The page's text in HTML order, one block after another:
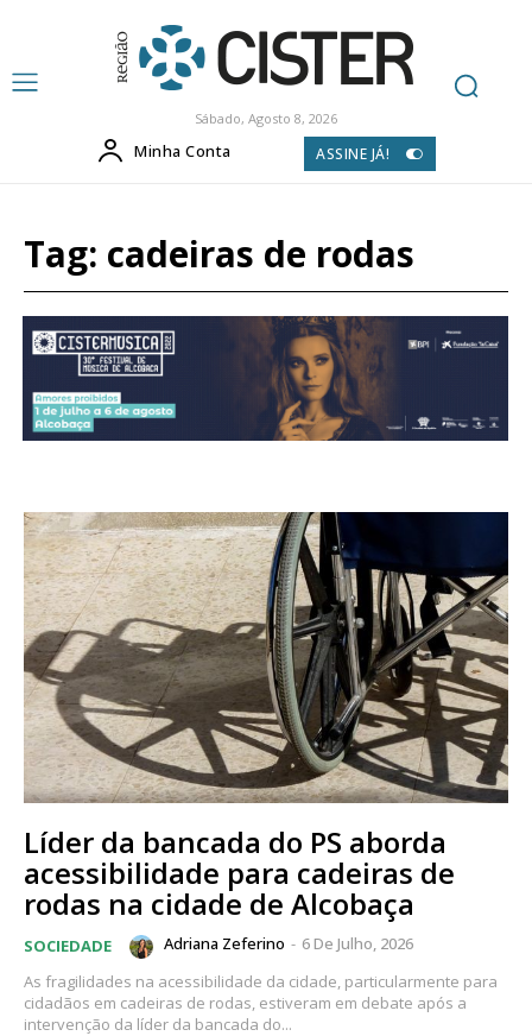
Sábado, Agosto 8, 2026
Minha Conta ASSINE JÁ!
Tag: cadeiras de rodas
Líder da bancada do PS aborda
acessibilidade para cadeiras de
rodas na cidade de Alcobaça
SOCIEDADE Adriana Zeferino - 6 De Julho, 2026
As fragilidades na acessibilidade da cidade, particularmente para
cidadãos em cadeiras de rodas, estiveram em debate após a
intervenção da líder da bancada do...